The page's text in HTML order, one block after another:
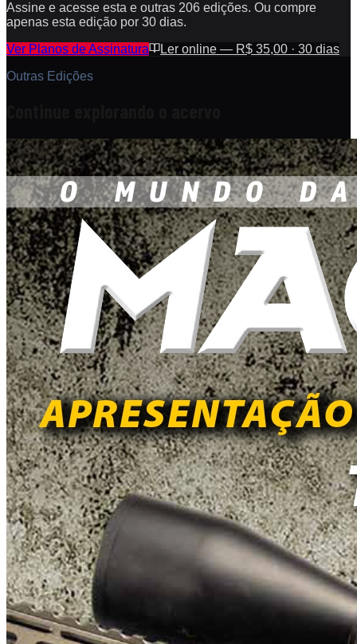
Assine e acesse esta e outras 206 edições. Ou compre
apenas esta edição por 30 dias.
Ver Planos de Assinatura
Ler online — R$ 35,00 · 30 dias
Outras Edições